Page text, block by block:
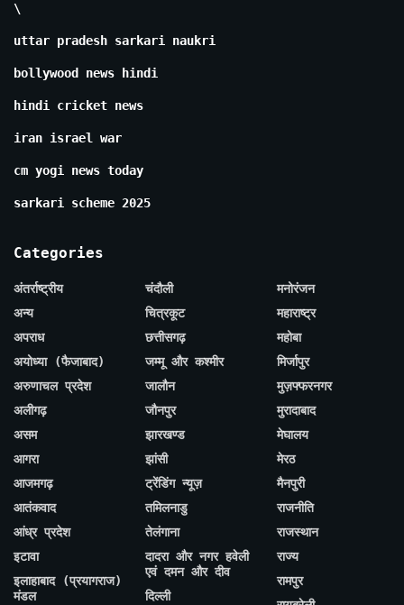
\
uttar pradesh sarkari naukri
bollywood news hindi
hindi cricket news
iran israel war
cm yogi news today
sarkari scheme 2025
Categories
अंतर्राष्ट्रीय
अन्य
अपराध
अयोध्या (फैजाबाद)
अरुणाचल प्रदेश
अलीगढ़
असम
आगरा
आजमगढ़
आतंकवाद
आंध्र प्रदेश
इटावा
इलाहाबाद (प्रयागराज)
मंडल
चंदौली
चित्रकूट
छत्तीसगढ़
जम्मू और कश्मीर
जालौन
जौनपुर
झारखण्ड
झांसी
ट्रेंडिंग न्यूज़
तमिलनाडु
तेलंगाना
दादरा और नगर हवेली
एवं दमन और दीव
दिल्ली
मनोरंजन
महाराष्ट्र
महोबा
मिर्जापुर
मुज़फ्फरनगर
मुरादाबाद
मेघालय
मेरठ
मैनपुरी
राजनीति
राजस्थान
राज्य
रामपुर